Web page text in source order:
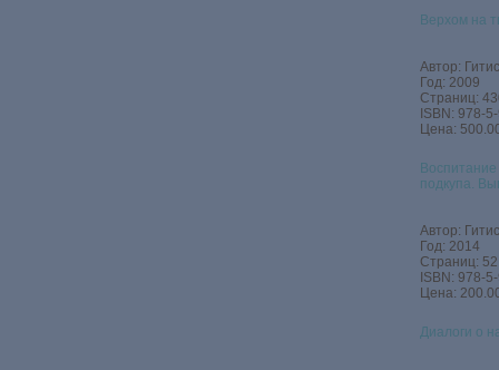
Верхом на
Автор:
Год: 2009
Страниц:
ISBN: 978-
Цена:
подкупа.
Автор:
Год: 2014
Страниц: 52
ISBN: 978-
Цена:
Диалоги о